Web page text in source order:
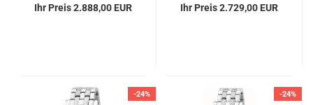
Ihr Preis 2.888,00 EUR Ihr Preis 2.729,00 EUR
-24% -24%